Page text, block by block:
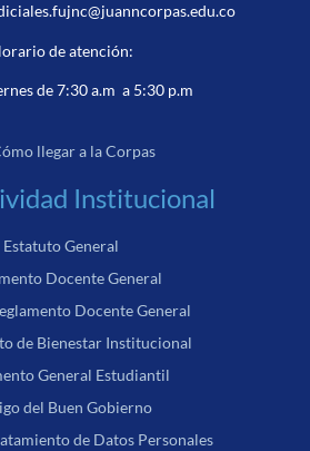
de atención:
de 7:30 a.m a 5:30 p.m
llegar a la Corpas
Institucional
Estatuto General
Docente General
Docente General
de Bienestar Institucional
General Estudiantil
del Buen Gobierno
de Datos Personales